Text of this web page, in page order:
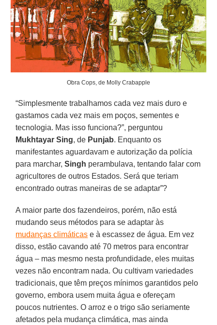
Obra Cops, de Molly Crabapple
“Simplesmente trabalhamos cada vez mais duro e
gastamos cada vez mais em poços, sementes e
tecnologia. Mas isso funciona?”, perguntou
Mukhtayar Sing, de Punjab. Enquanto os
manifestantes aguardavam e autorização da polícia
para marchar,Singh perambulava, tentando falar com
agricultores de outros Estados. Será que teriam
encontrado outras maneiras de se adaptar”?
A maior parte dos fazendeiros, porém, não está
mudando seus métodos para se adaptar às
mudanças climáticas e à escassez de água. Em vez
disso, estão cavando até 70 metros para encontrar
água – mas mesmo nesta profundidade, eles muitas
vezes não encontram nada. Ou cultivam variedades
tradicionais, que têm preços mínimos garantidos pelo
governo, embora usem muita água e ofereçam
poucos nutrientes. O arroz e o trigo são seriamente
afetados pela mudança climática, mas ainda